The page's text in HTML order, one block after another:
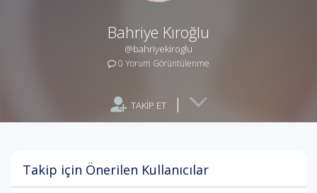
Bahriye Kıroğlu
@bahriyekiroglu
0 Yorum Görüntülenme
TAKİP ET |
Takip için Önerilen Kullanıcılar